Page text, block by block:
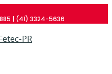
| (41) 3324-5636